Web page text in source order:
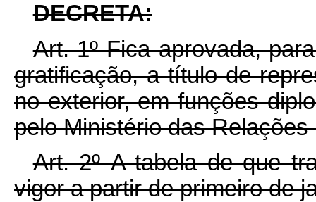
DECRETA:
Art. 1º Fica aprovada,
gratificação, a título de
no exterior, em funções
pelo Ministério das
Art. 2º A tabela de que
vigor a partir de primeiro de